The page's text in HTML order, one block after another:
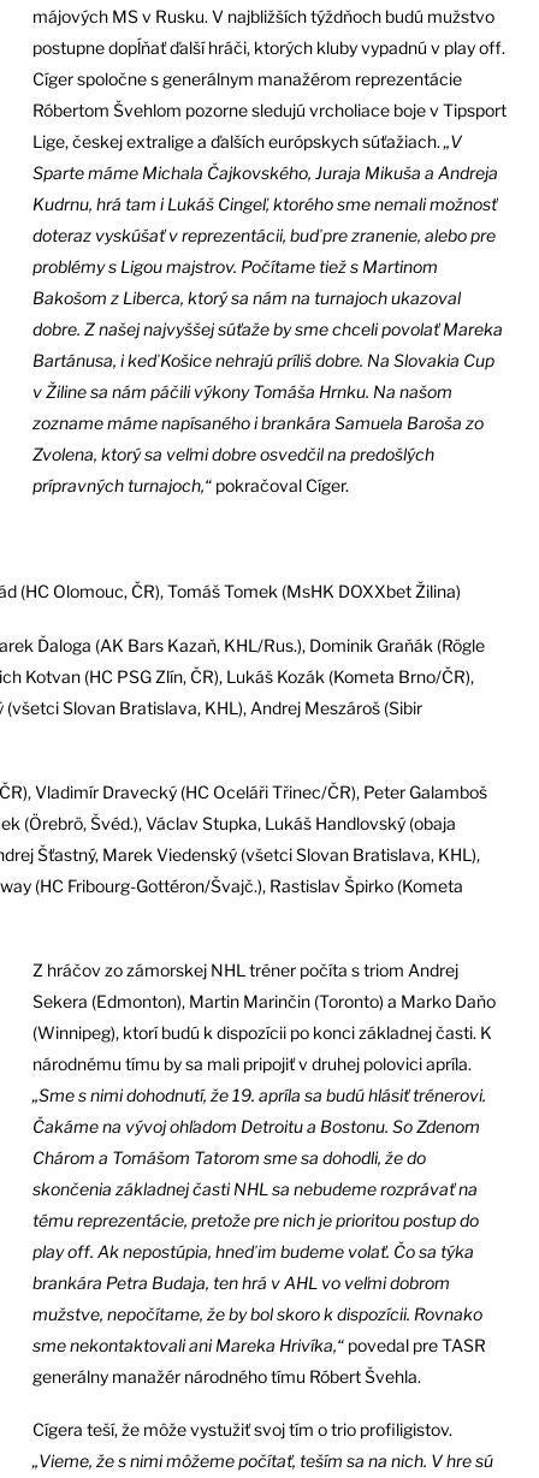
májových MS v Rusku. V najbližších týždňoch budú mužstvo
postupne dopĺňať ďalší hráči, ktorých kluby vypadnú v play off.
Cíger spoločne s generálnym manažérom reprezentácie
Róbertom Švehlom pozorne sledujú vrcholiace boje v Tipsport
Lige, českej extralige a ďalších európskych súťažiach. „V
Sparte máme Michala Čajkovského, Juraja Mikuša a Andreja
Kudrnu, hrá tam i Lukáš Cingeľ, ktorého sme nemali možnosť
doteraz vyskúšať v reprezentácii, buď pre zranenie, alebo pre
problémy s Ligou majstrov. Počítame tiež s Martinom
Bakošom z Liberca, ktorý sa nám na turnajoch ukazoval
dobre. Z našej najvyššej súťaže by sme chceli povolať Mareka
Bartánusa, i keď Košice nehrajú príliš dobre. Na Slovakia Cup
v Žiline sa nám páčili výkony Tomáša Hrnku. Na našom
zozname máme napísaného i brankára Samuela Baroša zo
Zvolena, ktorý sa veľmi dobre osvedčil na predošlých
prípravných turnajoch,“pokračoval Cíger.
(HC Olomouc, ČR), Tomáš Tomek (MsHK DOXXbet Žilina)
Ďaloga (AK Bars Kazaň, KHL/Rus.), Dominik Graňák (Rögle
Kotvan (HC PSG Zlín, ČR), Lukáš Kozák (Kometa Brno/ČR),
Slovan Bratislava, KHL), Andrej Meszároš (Sibir
Vladimír Dravecký (HC Oceláři Třinec/ČR), Peter Galamboš
(Örebrö, Švéd.), Václav Stupka, Lukáš Handlovský (obaja
Šťastný, Marek Viedenský (všetci Slovan Bratislava, KHL),
(HC Fribourg-Gottéron/Švajč.), Rastislav Špirko (Kometa
Z hráčov zo zámorskej NHL tréner počíta s triom Andrej
Sekera (Edmonton), Martin Marinčin (Toronto) a Marko Daňo
(Winnipeg), ktorí budú k dispozícii po konci základnej časti. K
národnému tímu by sa mali pripojiť v druhej polovici apríla.
„Sme s nimi dohodnutí, že 19. apríla sa budú hlásiť trénerovi.
Čakáme na vývoj ohľadom Detroitu a Bostonu. So Zdenom
Chárom a Tomášom Tatorom sme sa dohodli, že do
skončenia základnej časti NHL sa nebudeme rozprávať na
tému reprezentácie, pretože pre nich je prioritou postup do
play off. Ak nepostúpia, hneď im budeme volať. Čo sa týka
brankára Petra Budaja, ten hrá v AHL vo veľmi dobrom
mužstve, nepočítame, že by bol skoro k dispozícii. Rovnako
sme nekontaktovali ani Mareka Hrivíka,“povedal pre TASR
generálny manažér národného tímu Róbert Švehla.
Cígera teší, že môže vystužiť svoj tím o trio profiligistov.
„Vieme, že s nimi môžeme počítať, teším sa na nich. V hre sú